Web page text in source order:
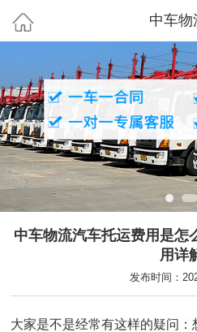
中车物
中车物流汽车托运费用是
用详
发布时间：
大家是不是经常有这样的疑问